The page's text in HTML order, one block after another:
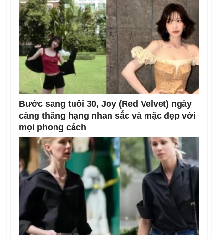
Bước sang tuổi 30, Joy (Red Velvet) ngày
càng thăng hạng nhan sắc và mặc đẹp với
mọi phong cách